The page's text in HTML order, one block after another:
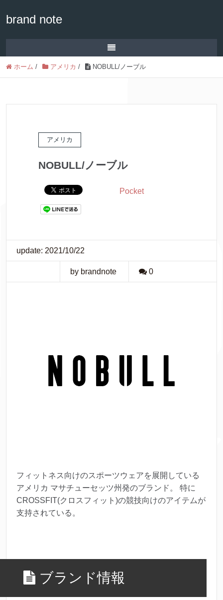
brand note
ホーム / アメリカ / NOBULL/ノーブル
アメリカ
NOBULL/ノーブル
Pocket
update: 2021/10/22
by brandnote 0
フィットネス向けのスポーツウェアを展開している
アメリカ マサチューセッツ州発のブランド。 特に
CROSSFIT(クロスフィット)の競技向けのアイテムが
支持されている。
ブランド情報